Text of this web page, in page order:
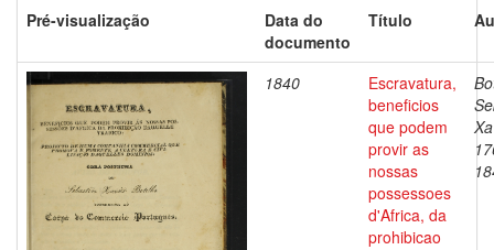
Pré-visualização
Data do
documento
Título
1840
Escravatura,
beneficios
que podem
provir as
nossas
possessoes
d'Africa, da
prohibicao